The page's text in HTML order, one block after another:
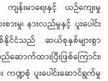
ျန်းမာရေးနှင့် ယဉ်ကျေးမှု
မှု၊ နားလည်မှုနှင့် ပူးပေါင်း
င်ငံသည် ဆယ်စုနှစ်များစွာ
ားပြီးဖြစ်ကြောင်း၊
ဍစုံ ပူးပေါင်းဆောင်ရွက်မှု